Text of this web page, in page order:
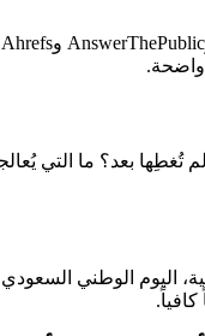
واضحة.
اليوم الوطني
كافياً.